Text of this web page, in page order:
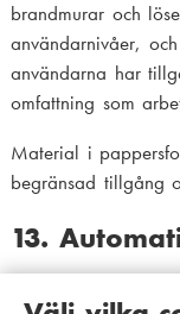
brandmurar och
användarnivåer,
användarna har
omfattning som
Material i
begränsad tillgång
13.
Automatiserade